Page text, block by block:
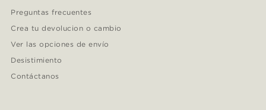
Preguntas frecuentes
Crea tu devolucion o cambio
Ver las opciones de envío
Desistimiento
Contáctanos